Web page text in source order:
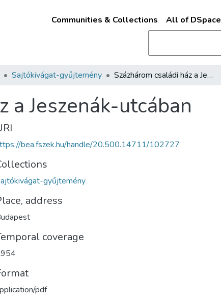
Communities & Collections All of DSpace
Sajtókivágat-gyűjtemény Százhárom családi ház a Jeszenák-utcában
a Jeszenák-utcában
bea.fszek.hu/handle/20.500.14711/102727
gyűjtemény
address
coverage
pdf